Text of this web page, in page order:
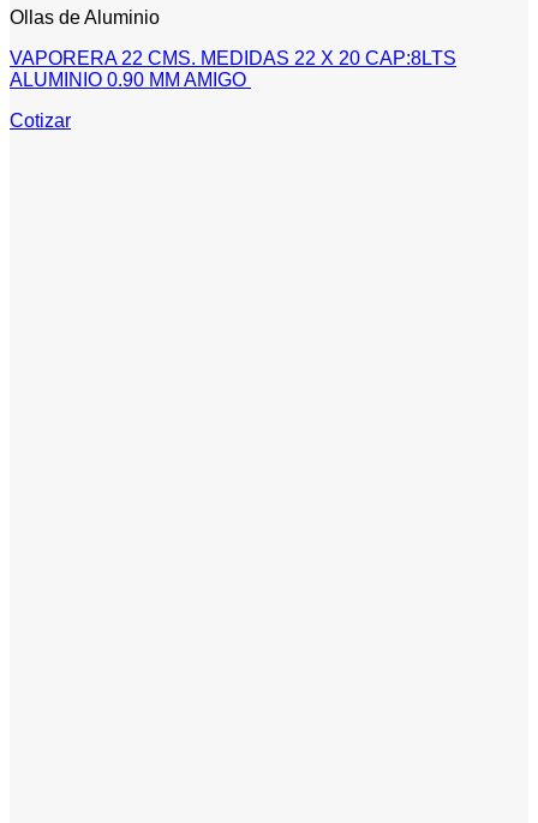
Ollas de Aluminio
VAPORERA 22 CMS. MEDIDAS 22 X 20 CAP:8LTS
ALUMINIO 0.90 MM AMIGO
Cotizar